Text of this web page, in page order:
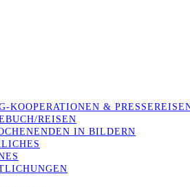
KOOPERATIONEN &
REISEN
IN BILDERN